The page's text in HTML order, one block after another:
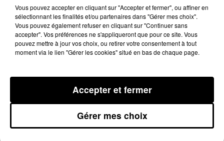
30 juin 2025 - 1 min 24 sec
L'AGENDA DU TARN NORD DU 30/06/2025 À
11H01
L'AGENDA DU TARN NORD
Vous pouvez accepter en cliquant sur "Accepter et fermer", ou affiner en
sélectionnant les finalités et/ou partenaires dans "Gérer mes choix".
Vous pouvez également refuser en cliquant sur "Continuer sans
accepter". Vos préférences ne s'appliqueront que pour ce site. Vous
pouvez mettre à jour vos choix, ou retirer votre consentement à tout
moment via le lien "Gérer les cookies" situé en bas de chaque page.
Gérer mes choix
Accepter et fermer